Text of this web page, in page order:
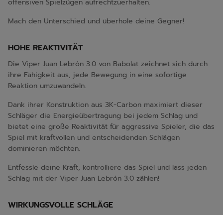
offensiven Spielzügen aufrechtzuerhalten.
Mach den Unterschied und überhole deine Gegner!
HOHE REAKTIVITÄT
Die Viper Juan Lebrón 3.0 von Babolat zeichnet sich durch
ihre Fähigkeit aus, jede Bewegung in eine sofortige
Reaktion umzuwandeln.
Dank ihrer Konstruktion aus 3K-Carbon maximiert dieser
Schläger die Energieübertragung bei jedem Schlag und
bietet eine große Reaktivität für aggressive Spieler, die das
Spiel mit kraftvollen und entscheidenden Schlägen
dominieren möchten.
Entfessle deine Kraft, kontrolliere das Spiel und lass jeden
Schlag mit der Viper Juan Lebrón 3.0 zählen!
WIRKUNGSVOLLE SCHLÄGE